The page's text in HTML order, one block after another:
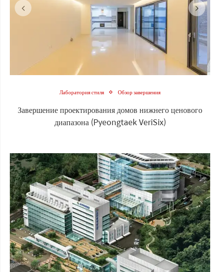
Лаборатория стиля Обзор завершения
Завершение проектирования домов нижнего ценового
диапазона (Pyeongtaek VeriSix)